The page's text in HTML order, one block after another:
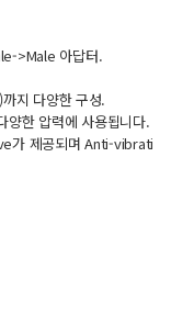
>Male 아답터.
지 다양한 구성.
양한 압력에 사용됩니다.
가 제공되며 Anti-vibrati